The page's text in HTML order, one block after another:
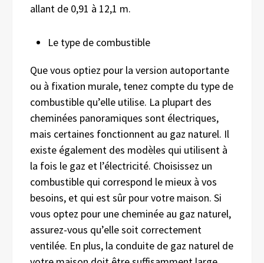
allant de 0,91 à 12,1 m.
Le type de combustible
Que vous optiez pour la version autoportante
ou à fixation murale, tenez compte du type de
combustible qu’elle utilise. La plupart des
cheminées panoramiques sont électriques,
mais certaines fonctionnent au gaz naturel. Il
existe également des modèles qui utilisent à
la fois le gaz et l’électricité. Choisissez un
combustible qui correspond le mieux à vos
besoins, et qui est sûr pour votre maison. Si
vous optez pour une cheminée au gaz naturel,
assurez-vous qu’elle soit correctement
ventilée. En plus, la conduite de gaz naturel de